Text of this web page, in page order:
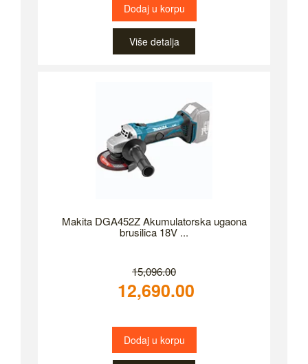
Dodaj u korpu
Više detalja
Makita DGA452Z Akumulatorska ugaona
brusilica 18V ...
15,096.00
12,690.00
Dodaj u korpu